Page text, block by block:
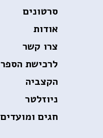
סרטונים
אודות
צרו קשר
לרכישת הספר
הקצביה
ניוזלטר
חגים ומועדים